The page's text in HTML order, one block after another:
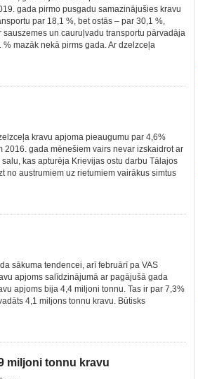
gada pirmo pusgadu samazinājušies kravu
par 18,1 %, bet ostās – par 30,1 %,
un cauruļvadu transportu pārvadāja
mazāk nekā pirms gada. Ar dzelzceļa
kravu apjoma pieaugumu par 4,6%
gada mēnešiem vairs nevar izskaidrot ar
kas apturēja Krievijas ostu darbu Tālajos
no austrumiem uz rietumiem vairākus simtus
sākuma tendencei, arī februārī pa VAS
apjoms salīdzinājumā ar pagājušā gada
apjoms bija 4,4 miljoni tonnu. Tas ir par 7,3%
4,1 miljons tonnu kravu. Būtisks
miljoni tonnu kravu